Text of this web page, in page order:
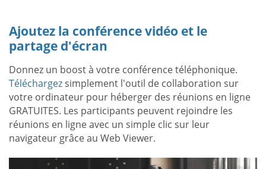
Ajoutez la conférence vidéo et le
partage d'écran
Donnez un boost à votre conférence téléphonique.
Téléchargezsimplement l'outil de collaboration sur
votre ordinateur pour héberger des réunions en ligne
GRATUITES. Les participants peuvent rejoindre les
réunions en ligne avec un simple clic sur leur
navigateur grâce au Web Viewer.